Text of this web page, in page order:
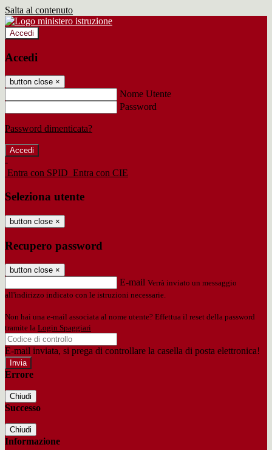
Salta al contenuto
Accedi
Accedi
button close ×
Nome Utente
Password
Password dimenticata?
-
Entra con SPID Entra con CIE
Seleziona utente
button close ×
Recupero password
button close ×
E-mail Verrà inviato un messaggio
all'indirizzo indicato con le istruzioni necessarie.
Non hai una e-mail associata al nome utente? Effettua il reset della password
tramite la Login Spaggiari
E-mail inviata, si prega di controllare la casella di posta elettronica!
Errore
Chiudi
Successo
Chiudi
Informazione